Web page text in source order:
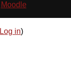
Moodle
Log in)